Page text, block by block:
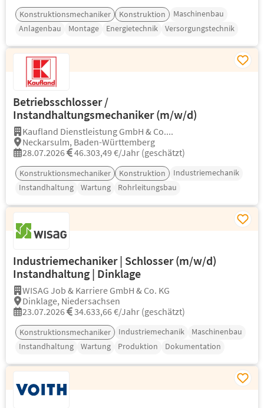
Konstruktionsmechaniker Konstruktion
Maschinenbau
Anlagenbau
Montage Energietechnik Versorgungstechnik
Betriebsschlosser /
Instandhaltungsmechaniker (m/w/d)
Kaufland Dienstleistung GmbH & Co....
Neckarsulm, Baden-Württemberg
28.07.2026
46.303,49 €/Jahr (geschätzt)
Konstruktionsmechaniker Konstruktion
Industriemechanik
Instandhaltung
Wartung Rohrleitungsbau
Industriemechaniker | Schlosser (m/w/d)
Instandhaltung | Dinklage
WISAG Job & Karriere GmbH & Co. KG
Dinklage, Niedersachsen
23.07.2026
34.633,66 €/Jahr (geschätzt)
Konstruktionsmechaniker Industriemechanik
Maschinenbau
Instandhaltung
Wartung Produktion Dokumentation